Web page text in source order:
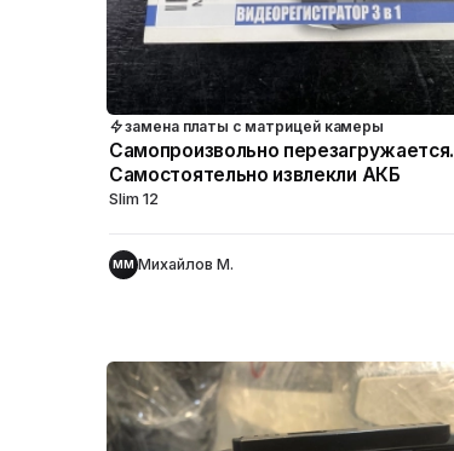
замена платы с матрицей камеры
Самопроизвольно перезагружается.
Самостоятельно извлекли АКБ
Slim 12
ММ Михайлов М.